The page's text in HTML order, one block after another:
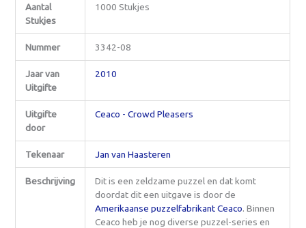
Aantal
Stukjes
1000 Stukjes
Nummer 3342-08
Jaar van
Uitgifte
2010
Uitgifte
door
Ceaco - Crowd Pleasers
Tekenaar Jan van Haasteren
Beschrijving
Dit is een zeldzame puzzel en dat komt
doordat dit een uitgave is door de
Amerikaanse puzzelfabrikant Ceaco. Binnen
Ceaco heb je nog diverse puzzel-series en